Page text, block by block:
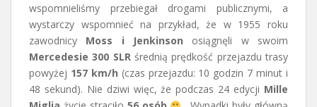
wspomnieliśmy przebiegał drogami publicznymi, a
wystarczy wspomnieć na przykład, że w 1955 roku
zawodnicy Moss i Jenkinson osiągnęli w swoim
Mercedesie 300 SLRśrednią prędkość przejazdu trasy
powyżej 157 km/h (czas przejazdu: 10 godzin 7 minut i
48 sekund). Nie dziwi więc, że podczas 24 edycji Mille